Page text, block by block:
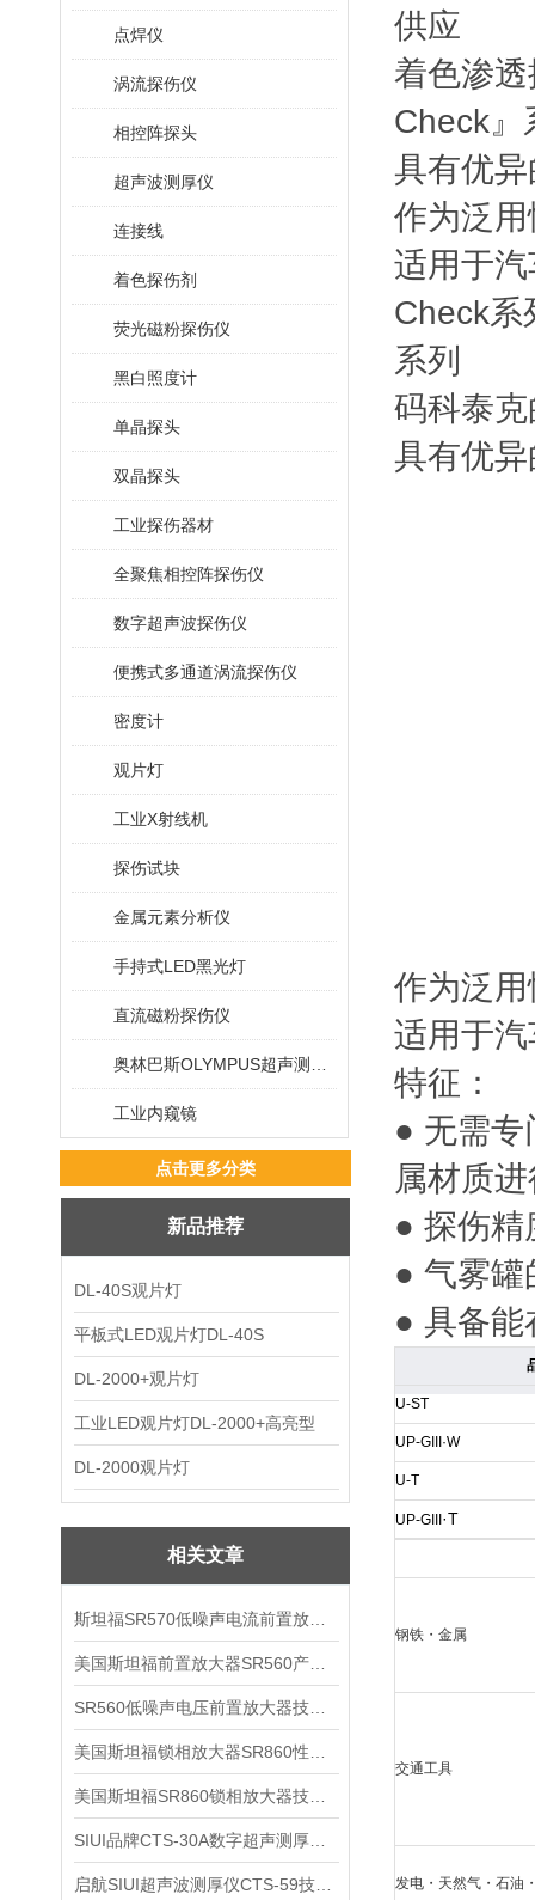
点焊仪
涡流探伤仪
相控阵探头
超声波测厚仪
连接线
着色探伤剂
荧光磁粉探伤仪
黑白照度计
单晶探头
双晶探头
工业探伤器材
全聚焦相控阵探伤仪
数字超声波探伤仪
便携式多通道涡流探伤仪
密度计
观片灯
工业X射线机
探伤试块
金属元素分析仪
手持式LED黑光灯
直流磁粉探伤仪
工业内窥镜
点击更多分类
新品推荐
DL-40S观片灯
平板式LED观片灯DL-40S
DL-2000+观片灯
工业LED观片灯DL-2000+高亮型
DL-2000观片灯
相关文章
供应
着色渗
Check』
具有优
作为泛
适用于
Check系
系列
码科泰
具有优
作为泛
适用于
特征：
● 无需专
属材质
● 探伤精
● 气雾罐
● 具备能
U-ST
UP-GIII·W
U-T
UP-GIII ·T
钢铁 ・ 金属
交通工具
发电 ・ 天然气 ・ 石油